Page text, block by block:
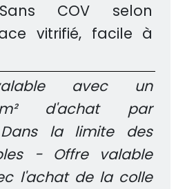
COV selon
vitrifié, facile à
avec un
d'achat par
la limite des
- Offre valable
l'achat de la colle